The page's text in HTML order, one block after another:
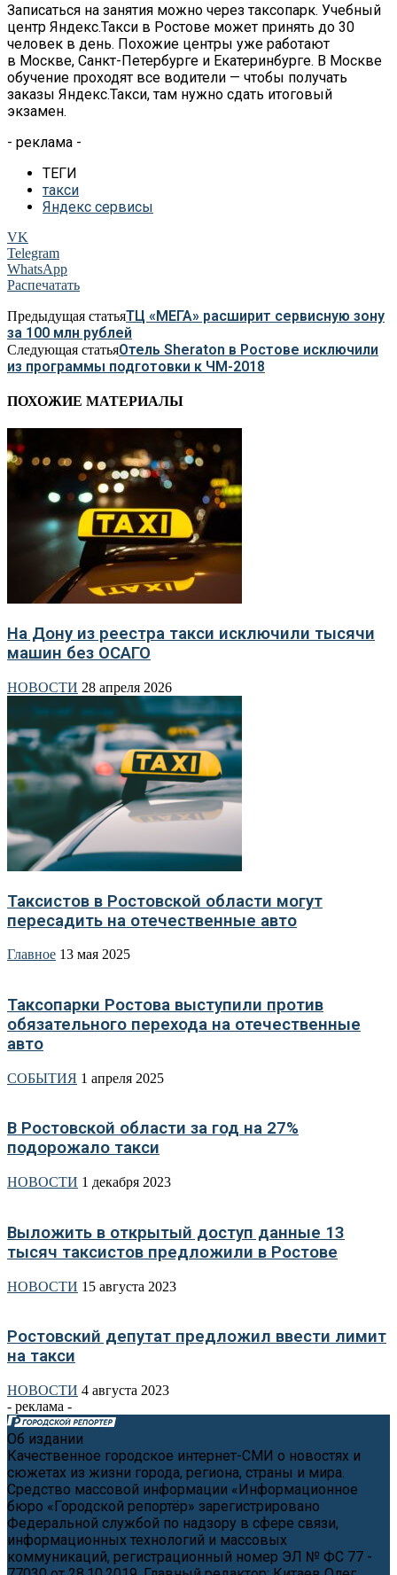
Записаться на занятия можно через таксопарк. Учебный
центр Яндекс.Такси в Ростове может принять до 30
человек в день. Похожие центры уже работают
в Москве, Санкт-Петербурге и Екатеринбурге. В Москве
обучение проходят все водители — чтобы получать
заказы Яндекс.Такси, там нужно сдать итоговый
экзамен.
- реклама -
ТЕГИ
такси
Яндекс сервисы
VK
Telegram
WhatsApp
Распечатать
Предыдущая статьяТЦ «МЕГА» расширит сервисную зону
за 100 млн рублей
Следующая статьяОтель Sheraton в Ростове исключили
из программы подготовки к ЧМ-2018
ПОХОЖИЕ МАТЕРИАЛЫ
На Дону из реестра такси исключили тысячи
машин без ОСАГО
НОВОСТИ 28 апреля 2026
Таксистов в Ростовской области могут
пересадить на отечественные авто
Главное 13 мая 2025
Таксопарки Ростова выступили против
обязательного перехода на отечественные
авто
СОБЫТИЯ 1 апреля 2025
В Ростовской области за год на 27%
подорожало такси
НОВОСТИ 1 декабря 2023
Выложить в открытый доступ данные 13
тысяч таксистов предложили в Ростове
НОВОСТИ 15 августа 2023
Ростовский депутат предложил ввести лимит
на такси
НОВОСТИ 4 августа 2023
- реклама -
Об издании
Качественное городское интернет-СМИ о новостях и
сюжетах из жизни города, региона, страны и мира.
Средство массовой информации «Информационное
бюро «Городской репортёр» зарегистрировано
Федеральной службой по надзору в сфере связи,
информационных технологий и массовых
коммуникаций, регистрационный номер ЭЛ № ФС 77 -